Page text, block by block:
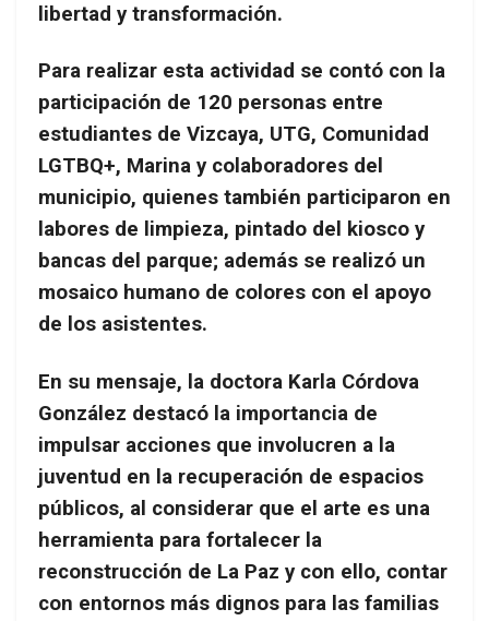
libertad y transformación.
Para realizar esta actividad se contó con la
participación de 120 personas entre
estudiantes de Vizcaya, UTG, Comunidad
LGTBQ+, Marina y colaboradores del
municipio, quienes también participaron en
labores de limpieza, pintado del kiosco y
bancas del parque; además se realizó un
mosaico humano de colores con el apoyo
de los asistentes.
En su mensaje, la doctora Karla Córdova
González destacó la importancia de
impulsar acciones que involucren a la
juventud en la recuperación de espacios
públicos, al considerar que el arte es una
herramienta para fortalecer la
reconstrucción de La Paz y con ello, contar
con entornos más dignos para las familias